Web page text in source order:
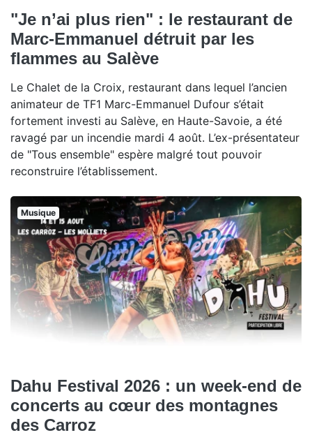
"Je n’ai plus rien" : le restaurant de
Marc-Emmanuel détruit par les
flammes au Salève
Le Chalet de la Croix, restaurant dans lequel l’ancien
animateur de TF1 Marc-Emmanuel Dufour s’était
fortement investi au Salève, en Haute-Savoie, a été
ravagé par un incendie mardi 4 août. L’ex-présentateur
de "Tous ensemble" espère malgré tout pouvoir
reconstruire l’établissement.
Musique
Dahu Festival 2026 : un week-end de
concerts au cœur des montagnes
des Carroz